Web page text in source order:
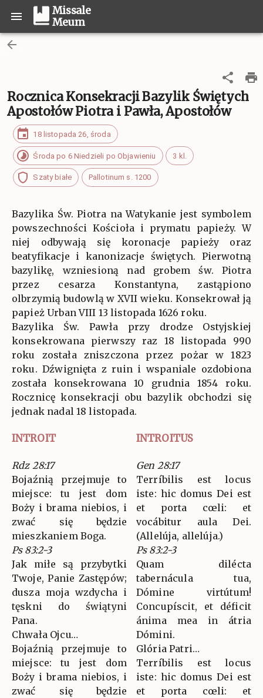
Missale
Meum
Rocznica Konsekracji Bazylik Świętych
Apostołów Piotra i Pawła, Apostołów
18 listopada 26, środa
Środa po 6 Niedzieli po Objawieniu 3 kl.
Szaty białe Pallotinum s. 1200
Bazylika Św. Piotra na Watykanie jest symbolem
powszechności Kościoła i prymatu papieży. W
niej odbywają się koronacje papieży oraz
beatyfikacje i kanonizacje świętych. Pierwotną
bazylikę, wzniesioną nad grobem św. Piotra
przez cesarza Konstantyna, zastąpiono
olbrzymią budowlą w XVII wieku. Konsekrował ją
papież Urban VIII 13 listopada 1626 roku.
Bazylika Św. Pawła przy drodze Ostyjskiej
konsekrowana pierwszy raz 18 listopada 990
roku została zniszczona przez pożar w 1823
roku. Dźwignięta z ruin i wspaniale ozdobiona
została konsekrowana 10 grudnia 1854 roku.
Rocznicę konsekracji obu bazylik obchodzi się
jednak nadal 18 listopada.
INTROIT INTROITUS
Rdz 28:17
Bojaźnią przejmuje to
miejsce: tu jest dom
Boży i brama niebios, i
zwać się będzie
mieszkaniem Boga.
Ps 83:2-3
Jak miłe są przybytki
Twoje, Panie Zastępów;
dusza moja wzdycha i
tęskni do świątyni
Pana.
Chwała Ojcu…
Bojaźnią przejmuje to
miejsce: tu jest dom
Boży i brama niebios, i
zwać się będzie
Gen 28:17
Terríbilis est locus
iste: hic domus Dei est
et porta cœli: et
vocábitur aula Dei.
(Allelúja, allelúja.)
Ps 83:2-3
Quam dilécta
tabernácula tua,
Dómine virtútum!
Concupíscit, et déficit
ánima mea in átria
Dómini.
Glória Patri…
Terríbilis est locus
iste: hic domus Dei est
et porta cœli: et